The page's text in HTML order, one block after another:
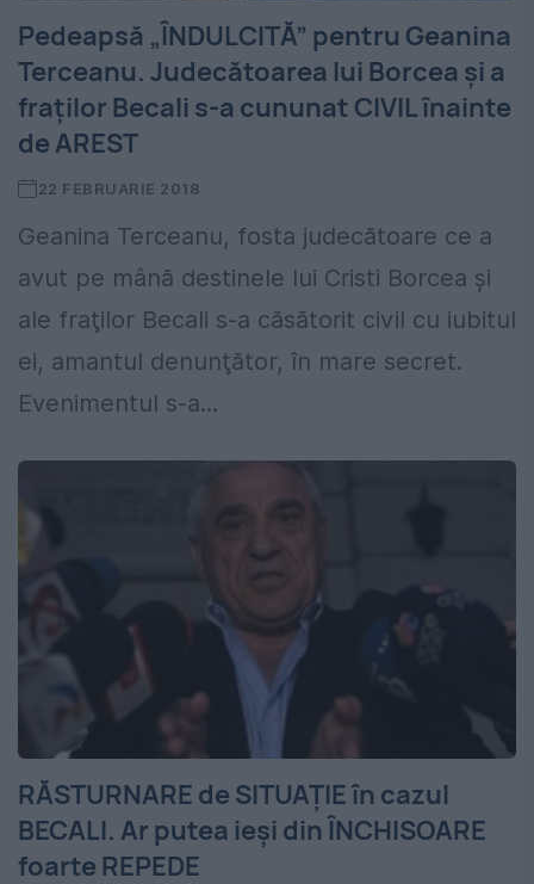
Pedeapsă „ÎNDULCITĂ” pentru Geanina
Terceanu. Judecătoarea lui Borcea şi a
fraţilor Becali s-a cununat CIVIL înainte
de AREST
22 FEBRUARIE 2018
Geanina Terceanu, fosta judecătoare ce a
avut pe mână destinele lui Cristi Borcea şi
ale fraţilor Becali s-a căsătorit civil cu iubitul
ei, amantul denunţător, în mare secret.
Evenimentul s-a...
RĂSTURNARE de SITUAȚIE în cazul
BECALI. Ar putea ieși din ÎNCHISOARE
foarte REPEDE